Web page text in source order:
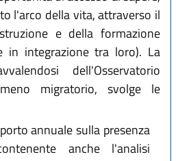
l'arco della vita, attraverso il
e della formazione
in integrazione tra loro). La
dell'Osservatorio
migratorio, svolge le
annuale sulla presenza
anche l'analisi